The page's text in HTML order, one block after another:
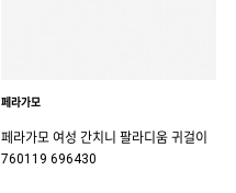
페라가모
페라가모 여성 간치니 팔라디움 귀걸이
760119 696430